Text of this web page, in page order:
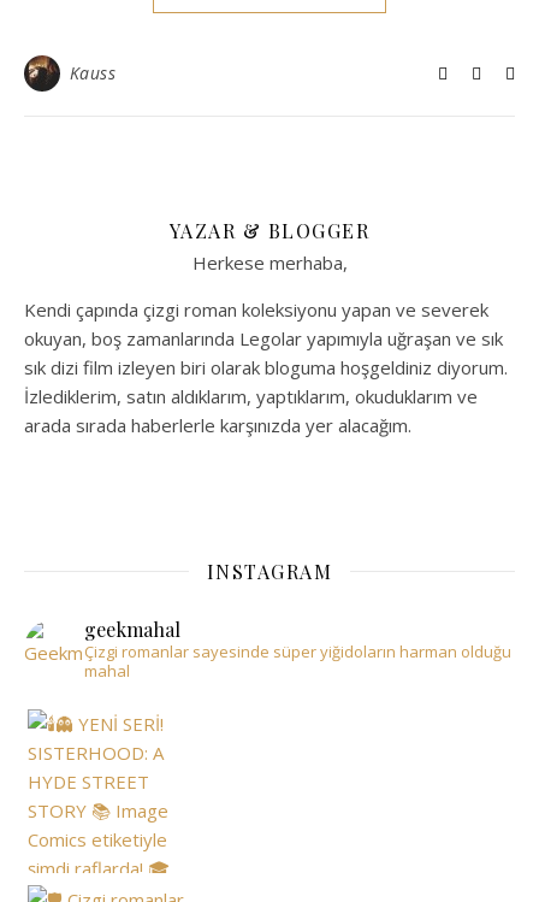
Kauss
YAZAR & BLOGGER
Herkese merhaba,
Kendi çapında çizgi roman koleksiyonu yapan ve severek
okuyan, boş zamanlarında Legolar yapımıyla uğraşan ve sık
sık dizi film izleyen biri olarak bloguma hoşgeldiniz diyorum.
İzlediklerim, satın aldıklarım, yaptıklarım, okuduklarım ve
arada sırada haberlerle karşınızda yer alacağım.
INSTAGRAM
geekmahal
Çizgi romanlar sayesinde süper yiğidoların harman olduğu
mahal